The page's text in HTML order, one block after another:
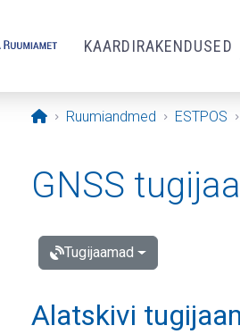
KAARDIRAKENDUSED
Avaleht
Ruumiandmed ESTPOS
GNSS
Tugijaamad
Alatskivi